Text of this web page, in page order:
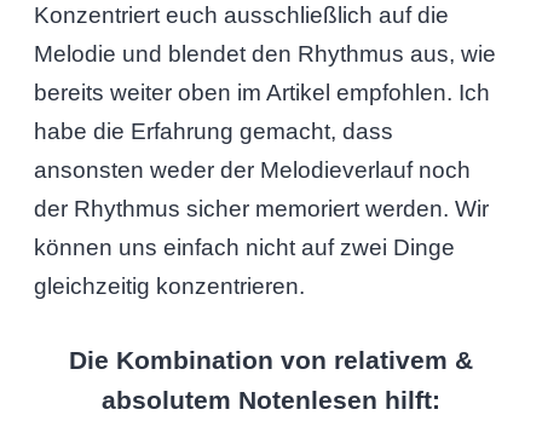
Konzentriert euch ausschließlich auf die
Melodie und blendet den Rhythmus aus, wie
bereits weiter oben im Artikel empfohlen. Ich
habe die Erfahrung gemacht, dass
ansonsten weder der Melodieverlauf noch
der Rhythmus sicher memoriert werden. Wir
können uns einfach nicht auf zwei Dinge
gleichzeitig konzentrieren.
Die Kombination von relativem &
absolutem Notenlesen hilft: